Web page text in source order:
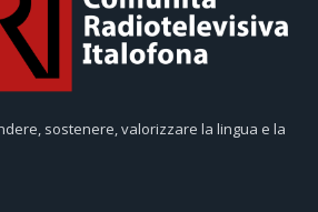
sostenere, valorizzare la lingua e la